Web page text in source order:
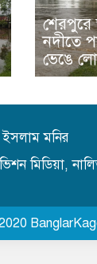
শেরপুরে
নদীতে
ভেঙে
মনির
মিডিয়া,